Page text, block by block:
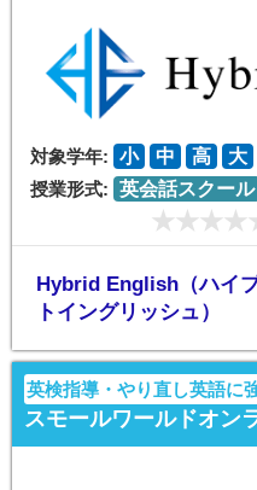
対象学年: 小 中 高 大
授業形式: 英会話スクール
Hybrid English（ハイ
トイングリッシュ）
英検指導・やり直し英語に
スモールワールドオン